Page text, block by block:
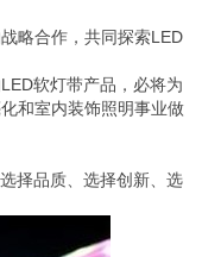
略合作，共同探索LED
软灯带产品，必将为
和室内装饰照明事业做
择品质、选择创新、选